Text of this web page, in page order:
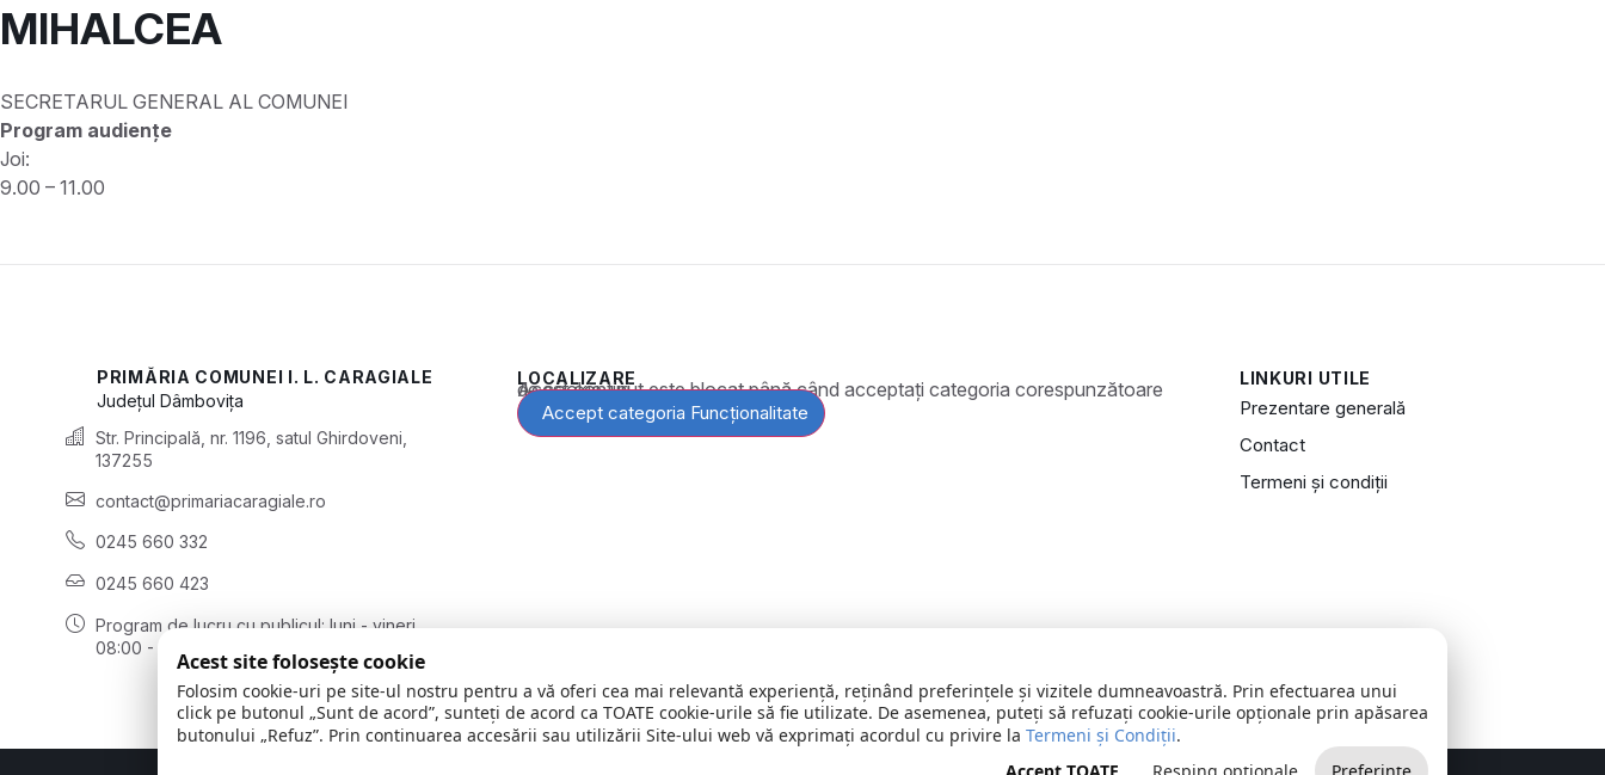
MIHALCEA
SECRETARUL GENERAL AL COMUNEI
Program audiențe
Joi:
9.00 – 11.00
PRIMĂRIA COMUNEI I. L. CARAGIALE
JudețulDâmbovița
Str. Principală, nr. 1196, satul Ghirdoveni,
137255
contact@primariacaragiale.ro
0245 660 332
0245 660 423
Program de lucru cu publicul: luni - vineri
08:00 - 16:00
LOCALIZARE
Acest conținut este blocat până când acceptați categoria corespunzătoare de cookie-uri.
Accept categoria Funcționalitate
LINKURI UTILE
Prezentare generală
Contact
Termeni și condiții
Acest site folosește cookie
Folosim cookie-uri pe site-ul nostru pentru a vă oferi cea mai relevantă experiență, reținând preferințele și vizitele dumneavoastră. Prin efectuarea unui
click pe butonul „Sunt de acord”, sunteți de acord ca TOATE cookie-urile să fie utilizate. De asemenea, puteți să refuzați cookie-urile opționale prin apăsarea
butonului „Refuz”. Prin continuarea accesării sau utilizării Site-ului web vă exprimați acordul cu privire la Termeni și Condiții.